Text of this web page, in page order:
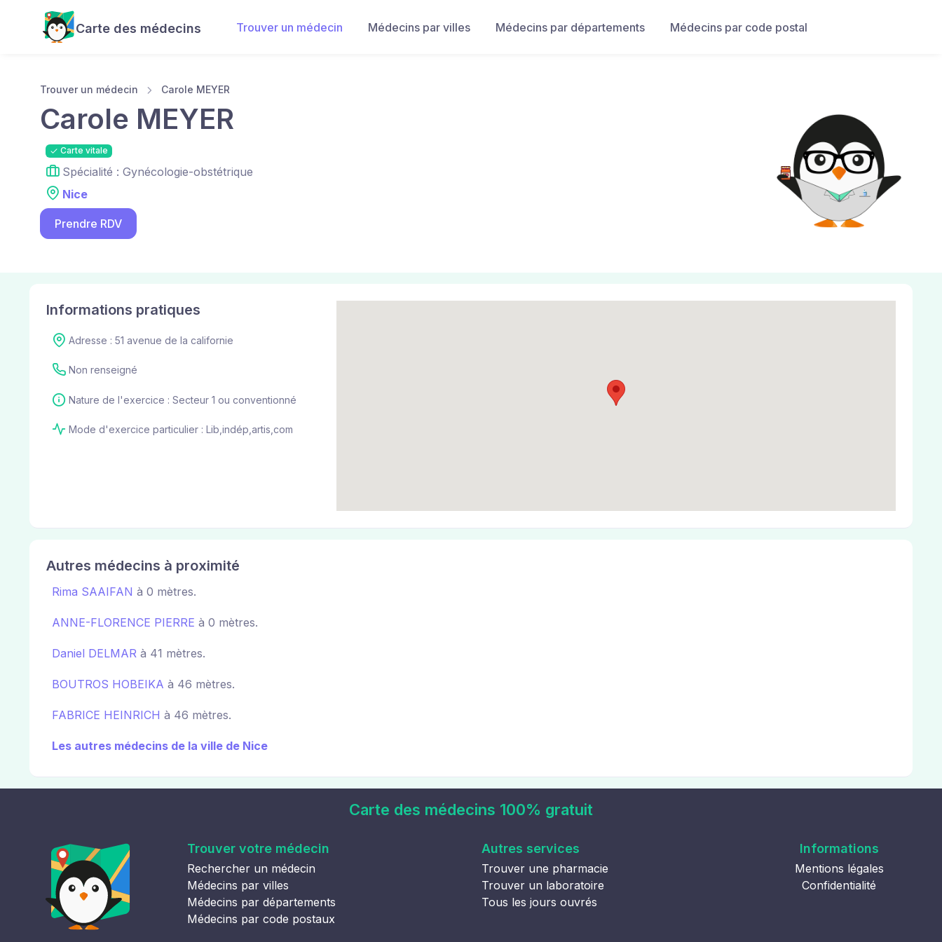
Carte des médecins Trouver un médecin Médecins par villes Médecins par départements Médecins par code postal
Trouver un médecin Carole MEYER
Carole MEYER
Carte vitale
Spécialité : Gynécologie-obstétrique
Nice
Prendre RDV
Informations pratiques
Adresse : 51 avenue de la californie
Non renseigné
Nature de l'exercice : Secteur 1 ou conventionné
Mode d'exercice particulier : Lib,indép,artis,com
Autres médecins à proximité
Rima SAAIFAN à 0 mètres.
ANNE-FLORENCE PIERRE à 0 mètres.
Daniel DELMAR à 41 mètres.
BOUTROS HOBEIKA à 46 mètres.
FABRICE HEINRICH à 46 mètres.
Les autres médecins de la ville de Nice
Carte des médecins 100% gratuit
Trouver votre médecin
Rechercher un médecin
Médecins par villes
Médecins par départements
Médecins par code postaux
Autres services
Trouver une pharmacie
Trouver un laboratoire
Tous les jours ouvrés
Informations
Mentions légales
Confidentialité